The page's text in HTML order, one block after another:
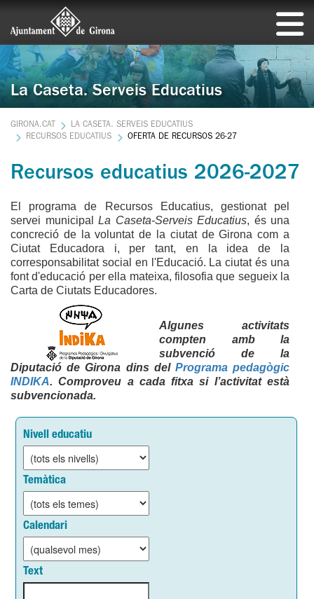
La Caseta. Serveis Educatius
GIRONA.CAT
LA CASETA. SERVEIS EDUCATIUS
RECURSOS EDUCATIUS
OFERTA DE RECURSOS 26-27
Recursos educatius 2026-2027
El programa de Recursos Educatius, gestionat pel
servei municipal La Caseta-Serveis Educatius, és una
concreció de la voluntat de la ciutat de Girona com a
Ciutat Educadora i, per tant, en la idea de la
corresponsabilitat social en l'Educació. La ciutat és una
font d'educació per ella mateixa, filosofia que segueix la
Carta de Ciutats Educadores.
Algunes activitats
compten amb la
subvenció de la
Diputació de Girona dins del Programa pedagògic
INDIKA. Comproveu a cada fitxa si l’activitat està
subvencionada.
Nivell educatiu
Temàtica
Calendari
Text